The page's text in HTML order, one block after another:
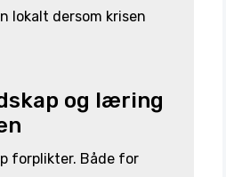
lokalt dersom krisen
og læring
forplikter. Både for